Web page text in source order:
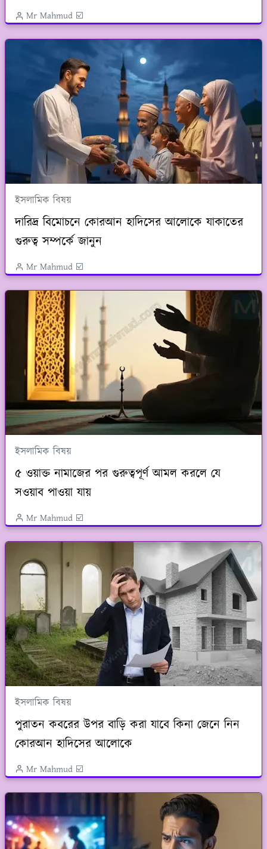
Mr Mahmud ☑️
ইসলামিক বিষয়
দারিদ্র বিমোচনে কোরআন হাদিসের আলোকে যাকাতের
গুরুত্ব সম্পর্কে জানুন
Mr Mahmud ☑️
ইসলামিক বিষয়
৫ ওয়াক্ত নামাজের পর গুরুত্বপূর্ণ আমল করলে যে
সওয়াব পাওয়া যায়
Mr Mahmud ☑️
ইসলামিক বিষয়
পুরাতন কবরের উপর বাড়ি করা যাবে কিনা জেনে নিন
কোরআন হাদিসের আলোকে
Mr Mahmud ☑️